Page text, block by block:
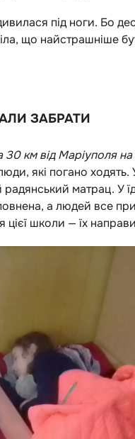
під ноги. Бо
що найстрашніше
ЗАБРАТИ
км від Маріуполя
які погано ходять.
матрац. У
а людей все
цієї школи — їх